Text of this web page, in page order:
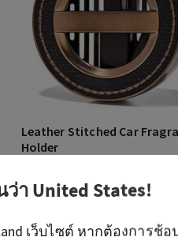
Leather Stitched Car
Holder
THB 450.00
1 ฟรี
ว่าUnited States!
เว็บไซต์ หากต้องการช้